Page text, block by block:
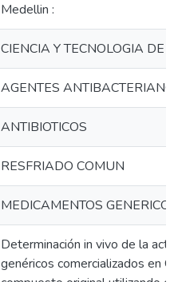
Medellin :
CIENCIA Y TECNOLOGIA DE
AGENTES
ANTIBIOTICOS
RESFRIADO COMUN
MEDICAMENTOS GENERICOS
Determinación in vivo de la
genéricos comercializados en